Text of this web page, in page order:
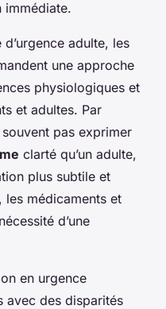
immédiate.
adulte, les
une approche
physiologiques et
et adultes. Par
pas exprimer
clarté qu’un adulte,
plus subtile et
les médicaments et
d’une
en urgence
avec des disparités